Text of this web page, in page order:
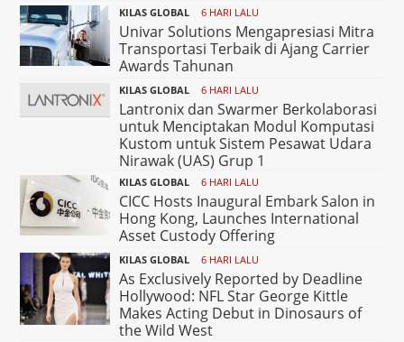
KILAS GLOBAL 6 HARI LALU
Univar Solutions Mengapresiasi Mitra
Transportasi Terbaik di Ajang Carrier
Awards Tahunan
KILAS GLOBAL 6 HARI LALU
Lantronix dan Swarmer Berkolaborasi
untuk Menciptakan Modul Komputasi
Kustom untuk Sistem Pesawat Udara
Nirawak (UAS) Grup 1
KILAS GLOBAL 6 HARI LALU
CICC Hosts Inaugural Embark Salon in
Hong Kong, Launches International
Asset Custody Offering
KILAS GLOBAL 6 HARI LALU
As Exclusively Reported by Deadline
Hollywood: NFL Star George Kittle
Makes Acting Debut in Dinosaurs of
the Wild West